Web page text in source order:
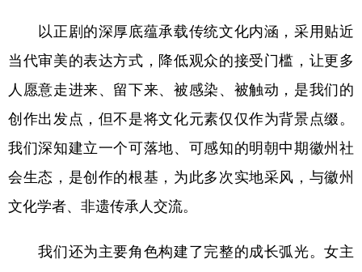
以正剧的深厚底蕴承载传统文化内涵，采用贴近
当代审美的表达方式，降低观众的接受门槛，让更多
人愿意走进来、留下来、被感染、被触动，是我们的
创作出发点，但不是将文化元素仅仅作为背景点缀。
我们深知建立一个可落地、可感知的明朝中期徽州社
会生态，是创作的根基，为此多次实地采风，与徽州
文化学者、非遗传承人交流。
我们还为主要角色构建了完整的成长弧光。女主